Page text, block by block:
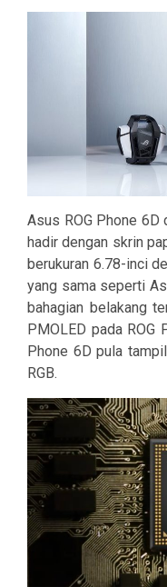
Asus ROG Phone 6D
hadir dengan skrin
berukuran 6.78-inci
yang sama seperti
bahagian belakang
PMOLED pada ROG
Phone 6D pula
RGB.